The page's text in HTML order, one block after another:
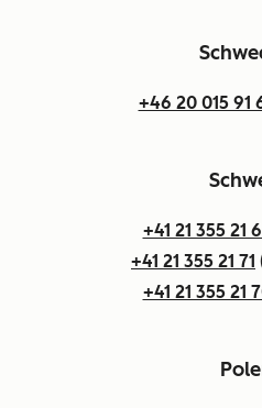
+46 20 015 91
+41 21 355 21
+41 21 355 21 71
+41 21 355 21